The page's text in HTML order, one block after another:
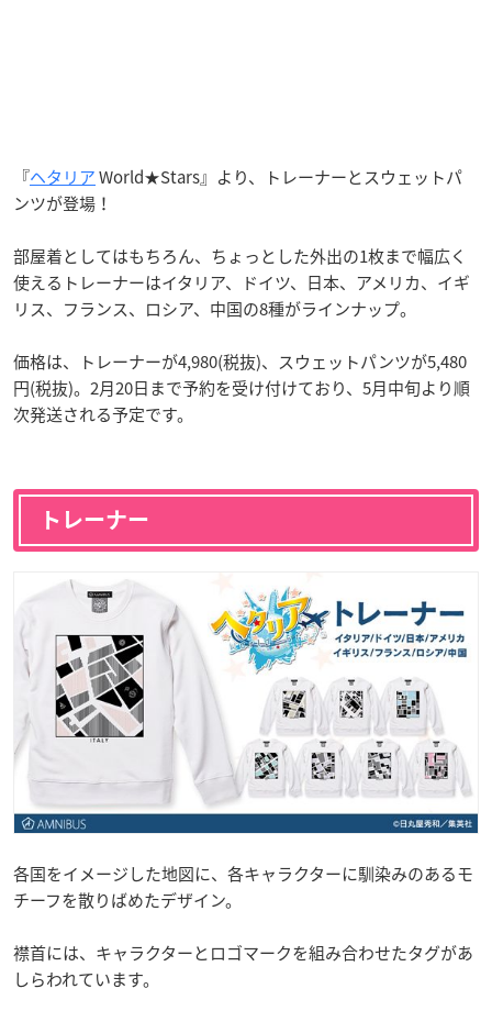
『ヘタリアWorld★Stars』より、トレーナーとスウェットパ
ンツが登場！
部屋着としてはもちろん、ちょっとした外出の1枚まで幅広く
使えるトレーナーはイタリア、ドイツ、日本、アメリカ、イギ
リス、フランス、ロシア、中国の8種がラインナップ。
価格は、トレーナーが4,980(税抜)、スウェットパンツが5,480
円(税抜)。2月20日まで予約を受け付けており、5月中旬より順
次発送される予定です。
トレーナー
各国をイメージした地図に、各キャラクターに馴染みのあるモ
チーフを散りばめたデザイン。
襟首には、キャラクターとロゴマークを組み合わせたタグがあ
しらわれています。